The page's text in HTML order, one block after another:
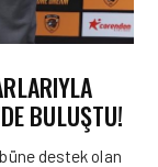
BULUŞTU!
destek olan